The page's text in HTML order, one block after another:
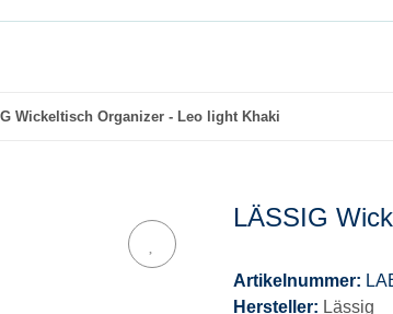
Wickeltisch Organizer - Leo light Khaki
LÄSSIG
Artikelnummer:
Hersteller: Lässig